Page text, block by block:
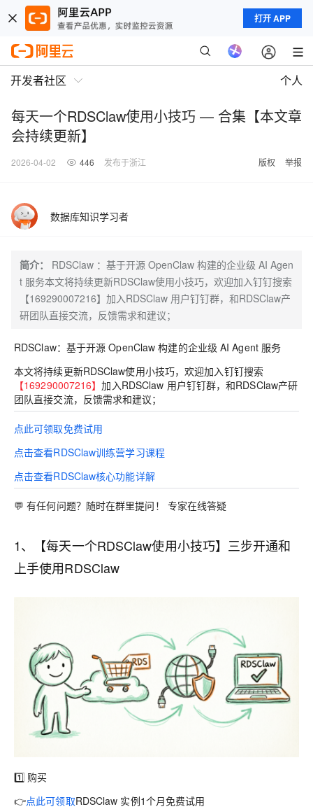
打开 APP
开发者社区 个人
每天一个RDSClaw使用小技巧 — 合集【本文章
会持续更新】
2026-04-02 446 发布于浙江 版权 举报
数据库知识学习者
简介：
RDSClaw ：基于开源 OpenClaw 构建的企业级 AI Agen
t 服务本文将持续更新RDSClaw使用小技巧，欢迎加入钉钉搜索
【169290007216】加入RDSClaw 用户钉钉群，和RDSClaw产
研团队直接交流，反馈需求和建议；
RDSClaw： 基于开源 OpenClaw 构建的企业级 AI Agent 服务
本文将持续更新RDSClaw使用小技巧，欢迎加入钉钉搜索
【169290007216】加入RDSClaw 用户钉钉群，和RDSClaw产研
团队直接交流，反馈需求和建议；
点此可领取免费试用
点击查看RDSClaw训练营学习课程
点击查看RDSClaw核心功能详解
💬 有任何问题？随时在群里提问！ 专家在线答疑
1、【每天一个RDSClaw使用小技巧】三步开通和
上手使用RDSClaw
1️⃣ 购买
👉点此可领取RDSClaw 实例1个月免费试用